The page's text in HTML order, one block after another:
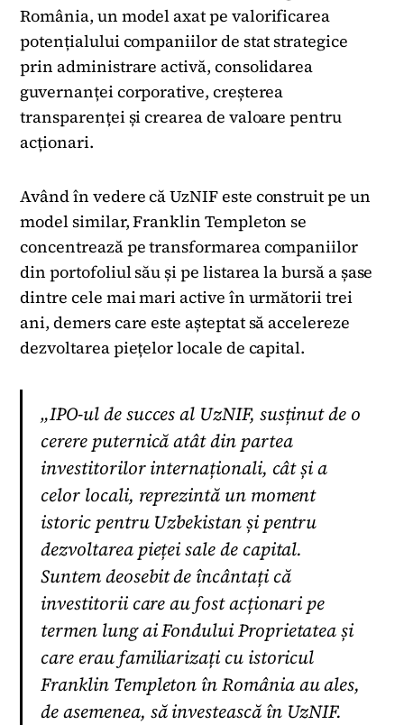
România, un model axat pe valorificarea
potențialului companiilor de stat strategice
prin administrare activă, consolidarea
guvernanței corporative, creșterea
transparenței și crearea de valoare pentru
acționari.
Având în vedere că UzNIF este construit pe un
model similar, Franklin Templeton se
concentrează pe transformarea companiilor
din portofoliul său și pe listarea la bursă a șase
dintre cele mai mari active în următorii trei
ani, demers care este așteptat să accelereze
dezvoltarea piețelor locale de capital.
„IPO-ul de succes al UzNIF, susținut de o
cerere puternică atât din partea
investitorilor internaționali, cât și a
celor locali, reprezintă un moment
istoric pentru Uzbekistan și pentru
dezvoltarea pieței sale de capital.
Suntem deosebit de încântați că
investitorii care au fost acționari pe
termen lung ai Fondului Proprietatea și
care erau familiarizați cu istoricul
Franklin Templeton în România au ales,
de asemenea, să investească în UzNIF.